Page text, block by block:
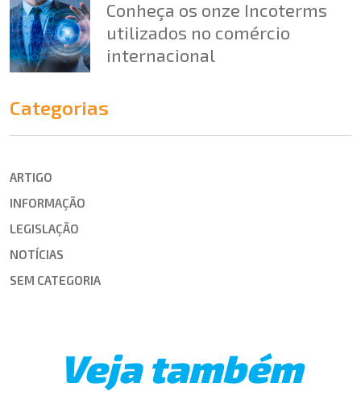
Conheça os onze Incoterms
utilizados no comércio
internacional
Categorias
ARTIGO
INFORMAÇÃO
LEGISLAÇÃO
NOTÍCIAS
SEM CATEGORIA
Veja também